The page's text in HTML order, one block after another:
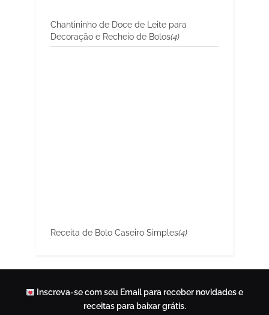
Chantininho de Doce de Leite para
Decoração e Recheio de Bolos(4)
Receita de Bolo Caseiro Simples(4)
Inscreva-se com seu Email para receber novidades e
receitas para baixar grátis.